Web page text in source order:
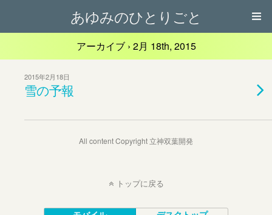
あゆみのひとりごと
アーカイブ › 2月 18th, 2015
2015年2月18日
雪の予報
All content Copyright 立神双葉開発
トップに戻る